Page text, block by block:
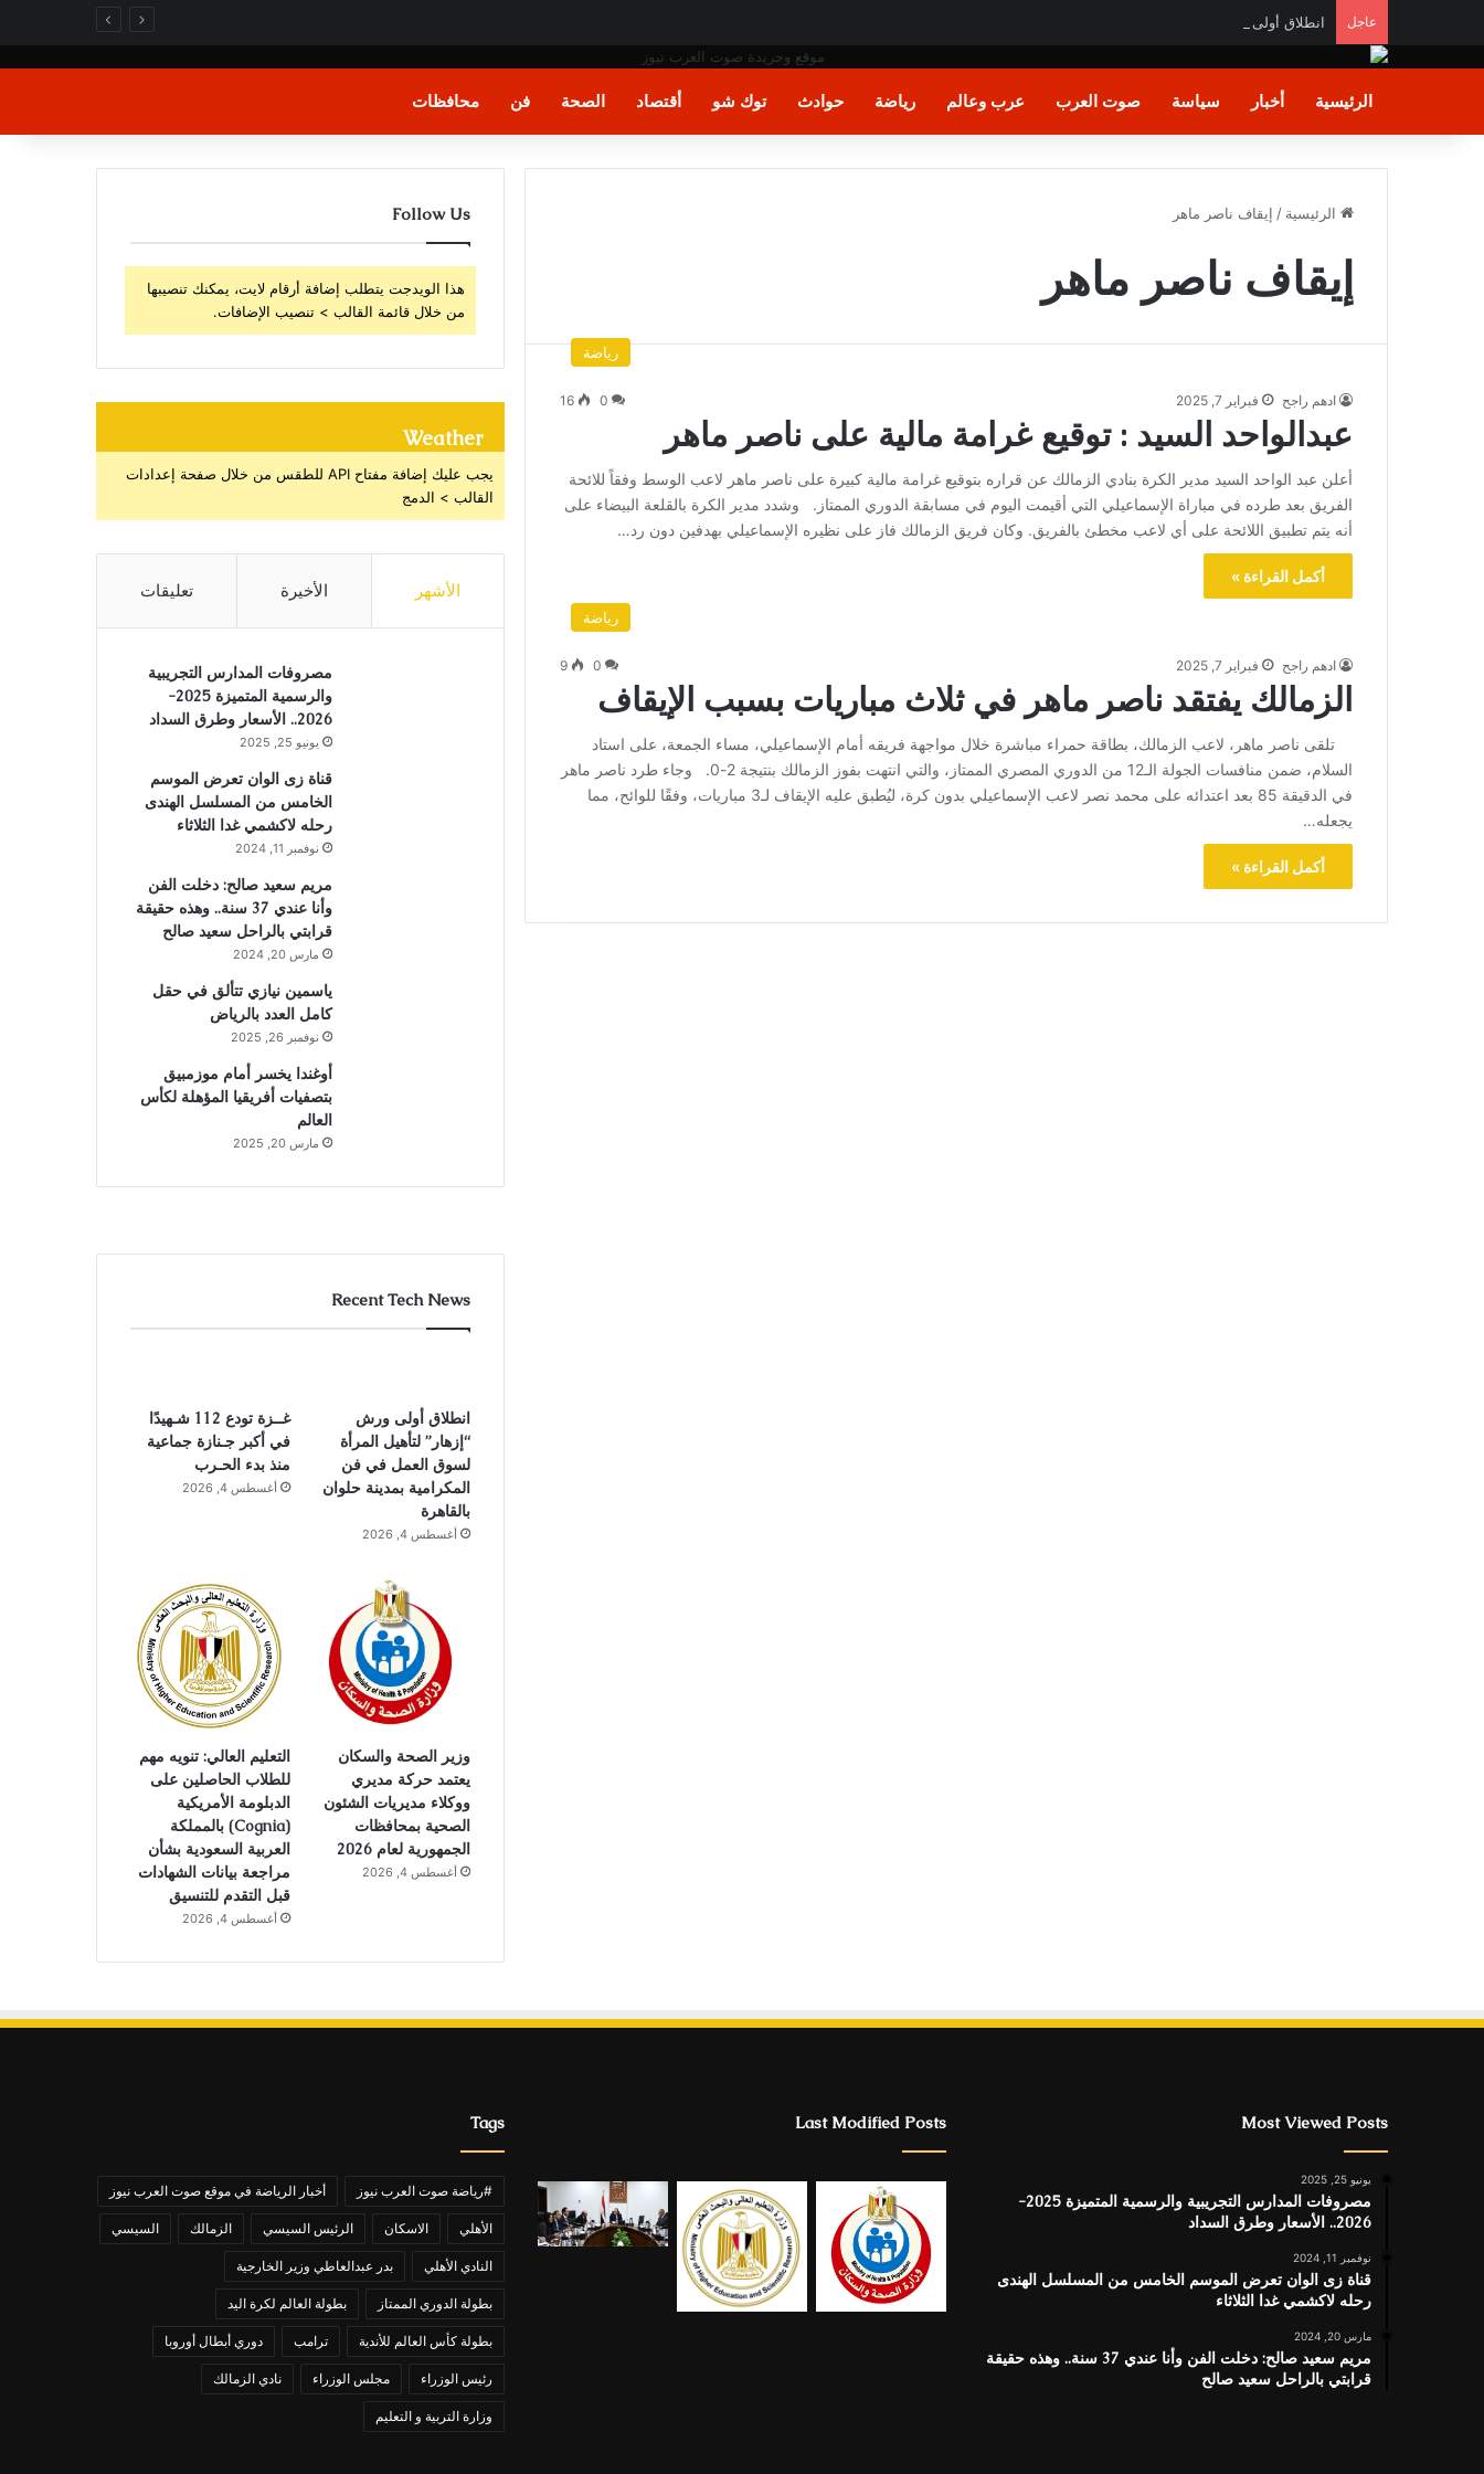
عاجل انطلاق أولى ورش “إزهار” لتأهيل المرأة لسوق العمل في فن المكرامية بمدينة حلوان بالقاهرة
الرئيسية أخبار سياسة صوت العرب عرب وعالم رياضة حوادث توك شو أقتصاد الصحة فن محافظات
الرئيسية / إيقاف ناصر ماهر
إيقاف ناصر ماهر
رياضة
ادهم راجح فبراير 7, 2025 0
16
عبدالواحد السيد : توقيع غرامة مالية على ناصر ماهر
‎أعلن عبد الواحد السيد مدير الكرة بنادي الزمالك عن قراره بتوقيع غرامة مالية كبيرة على ناصر ماهر لاعب الوسط وفقاً للائحة
الفريق بعد طرده في مباراة الإسماعيلي التي أقيمت اليوم في مسابقة الدوري الممتاز. وشدد مدير الكرة بالقلعة البيضاء على
أنه يتم تطبيق اللائحة على أي لاعب مخطئ بالفريق. وكان فريق الزمالك فاز على نظيره الإسماعيلي بهدفين دون رد…
أكمل القراءة »
رياضة
ادهم راجح فبراير 7, 2025 0
9
الزمالك يفتقد ناصر ماهر في ثلاث مباريات بسبب الإيقاف
تلقى ناصر ماهر، لاعب الزمالك، بطاقة حمراء مباشرة خلال مواجهة فريقه أمام الإسماعيلي، مساء الجمعة، على استاد
السلام، ضمن منافسات الجولة الـ12 من الدوري المصري الممتاز، والتي انتهت بفوز الزمالك بنتيجة 2-0. وجاء طرد ناصر ماهر
في الدقيقة 85 بعد اعتدائه على محمد نصر لاعب الإسماعيلي بدون كرة، ليُطبق عليه الإيقاف لـ3 مباريات، وفقًا للوائح، مما
يجعله…
أكمل القراءة »
Follow Us
هذا الويدجت يتطلب إضافة أرقام لايت، يمكنك تنصيبها
من خلال قائمة القالب > تنصيب الإضافات.
Weather
يجب عليك إضافة مفتاح API للطقس من خلال صفحة إعدادات
القالب > الدمج
الأشهر الأخيرة تعليقات
مصروفات المدارس التجريبية
والرسمية المتميزة 2025-
2026.. الأسعار وطرق السداد
يونيو 25, 2025
قناة زى الوان تعرض الموسم
الخامس من المسلسل الهندى
رحله لاكشمي غدا الثلاثاء
نوفمبر 11, 2024
مريم سعيد صالح: دخلت الفن
وأنا عندي 37 سنة.. وهذه حقيقة
قرابتي بالراحل سعيد صالح
مارس 20, 2024
ياسمين نيازي تتألق في حقل
كامل العدد بالرياض
نوفمبر 26, 2025
أوغندا يخسر أمام موزمبيق
بتصفيات أفريقيا المؤهلة لكأس
العالم
مارس 20, 2025
Recent Tech News
انطلاق أولى ورش
“إزهار” لتأهيل المرأة
لسوق العمل في فن
المكرامية بمدينة حلوان
بالقاهرة
أغسطس 4, 2026
غــزة تودع 112 شـهيدًا
في أكبر جـنازة جماعية
منذ بدء الحـرب
أغسطس 4, 2026
وزير الصحة والسكان
يعتمد حركة مديري
ووكلاء مديريات الشئون
الصحية بمحافظات
الجمهورية لعام 2026
أغسطس 4, 2026
التعليم العالي: تنويه مهم
للطلاب الحاصلين على
الدبلومة الأمريكية
(Cognia) بالمملكة
العربية السعودية بشأن
مراجعة بيانات الشهادات
قبل التقدم للتنسيق
أغسطس 4, 2026
Most Viewed Posts
يونيو 25, 2025
مصروفات المدارس التجريبية والرسمية المتميزة 2025-
2026.. الأسعار وطرق السداد
نوفمبر 11, 2024
قناة زى الوان تعرض الموسم الخامس من المسلسل الهندى
رحله لاكشمي غدا الثلاثاء
مارس 20, 2024
مريم سعيد صالح: دخلت الفن وأنا عندي 37 سنة.. وهذه حقيقة
قرابتي بالراحل سعيد صالح
Last Modified Posts
Tags
#رياضة صوت العرب نيوز أخبار الرياضة في موقع صوت العرب نيوز
الأهلي الاسكان الرئيس السيسي الزمالك السيسي
النادي الأهلي بدر عبدالعاطي وزير الخارجية
بطولة الدوري الممتاز بطولة العالم لكرة اليد
بطولة كأس العالم للأندية ترامب دوري أبطال أوروبا
رئيس الوزراء مجلس الوزراء نادي الزمالك
وزارة التربية و التعليم